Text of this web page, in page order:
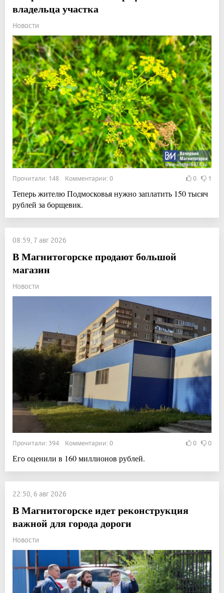
владельца участка
Новости
Прочитали: 148 Комментарии: 0 0 1
Теперь жителю Подмосковья нужно заплатить 150 тысяч
рублей за борщевик.
08:59, 7 авг 2026
В Магнитогорске продают большой
магазин
Новости
Прочитали: 394 Комментарии: 0 0 0
Его оценили в 160 миллионов рублей.
22:50, 6 авг 2026
В Магнитогорске идет реконструкция
важной для города дороги
Новости